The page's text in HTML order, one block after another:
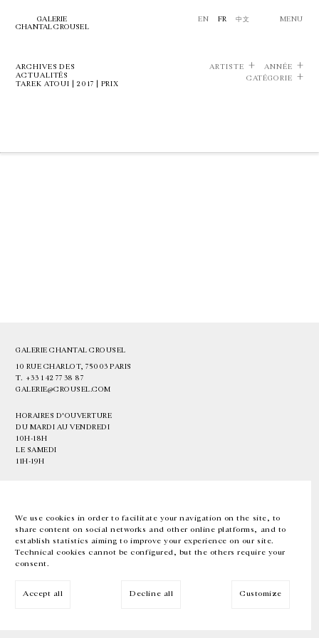
We use cookies in order to facilitate your navigation on the site, to
share content on social networks and other online platforms, and to
establish statistics aiming to improve your experience on our site.
Technical cookies cannot be configured, but the others require your
consent.
Accept all Decline all Customize
GALERIE
CHANTAL CROUSEL
EN FR 中文 MENU
ARCHIVES DES
ACTUALITÉS
TAREK ATOUI | 2017 | PRIX
ARTISTE
ANNÉE
CATÉGORIE
GALERIE CHANTAL CROUSEL
10 RUE CHARLOT, 75003 PARIS
T. +33 1 42 77 38 87
GALERIE@CROUSEL.COM
HORAIRES D'OUVERTURE
DU MARDI AU VENDREDI
10H-18H
LE SAMEDI
11H-19H
EN FR 中文 Facebook Instagram
Inscrivez-vous à notre newsletter